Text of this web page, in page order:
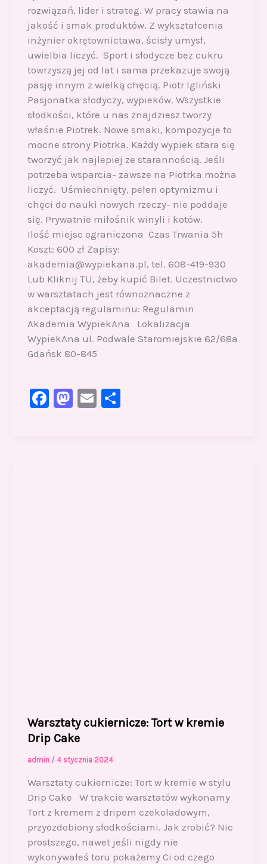
rozwiązań, lider i strateg. W pracy stawia na
jakość i smak produktów. Z wykształcenia
inżynier okrętownictawa, ścisły umysł,
uwielbia liczyć. Sport i słodycze bez cukru
towrzyszą jej od lat i sama przekazuje swoją
pasję innym z wielką chęcią. Piotr Igliński
Pasjonatka słodyczy, wypieków. Wszystkie
słodkości, które u nas znajdziesz tworzy
właśnie Piotrek. Nowe smaki, kompozycje to
mocne strony Piotrka. Każdy wypiek stara się
tworzyć jak najlepiej ze starannością. Jeśli
potrzeba wsparcia- zawsze na Piotrka można
liczyć. Uśmiechnięty, pełen optymizmu i
chęci do nauki nowych rzeczy- nie poddaje
się. Prywatnie miłośnik winyli i kotów.
Ilość miejsc ograniczona Czas Trwania 5h
Koszt: 600 zł Zapisy:
akademia@wypiekana.pl, tel. 608-419-930
Lub Kliknij TU, żeby kupić Bilet. Uczestnictwo
w warsztatach jest równoznaczne z
akceptacją regulaminu: Regulamin
Akademia WypiekAna Lokalizacja
WypiekAna ul. Podwale Staromiejskie 62/68a
Gdańsk 80-845
F
M
E
Warsztaty cukiernicze: Tort w kremie
Drip Cake
admin / 4 stycznia 2024
Warsztaty cukiernicze: Tort w kremie w stylu
Drip Cake W trakcie warsztatów wykonamy
Tort z kremem z dripem czekoladowym,
przyozdobiony słodkościami. Jak zrobić? Nic
prostszego, nawet jeśli nigdy nie
wykonywałeś toru pokażemy Ci od czego